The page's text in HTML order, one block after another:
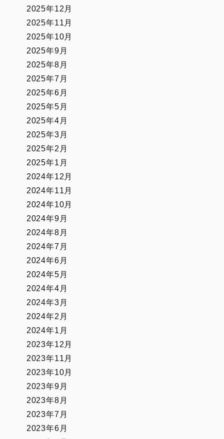
2025年12月
2025年11月
2025年10月
2025年9月
2025年8月
2025年7月
2025年6月
2025年5月
2025年4月
2025年3月
2025年2月
2025年1月
2024年12月
2024年11月
2024年10月
2024年9月
2024年8月
2024年7月
2024年6月
2024年5月
2024年4月
2024年3月
2024年2月
2024年1月
2023年12月
2023年11月
2023年10月
2023年9月
2023年8月
2023年7月
2023年6月